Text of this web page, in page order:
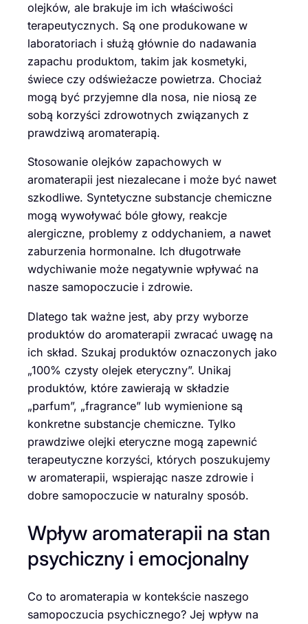
olejków, ale brakuje im ich właściwości
terapeutycznych. Są one produkowane w
laboratoriach i służą głównie do nadawania
zapachu produktom, takim jak kosmetyki,
świece czy odświeżacze powietrza. Chociaż
mogą być przyjemne dla nosa, nie niosą ze
sobą korzyści zdrowotnych związanych z
prawdziwą aromaterapią.
Stosowanie olejków zapachowych w
aromaterapii jest niezalecane i może być nawet
szkodliwe. Syntetyczne substancje chemiczne
mogą wywoływać bóle głowy, reakcje
alergiczne, problemy z oddychaniem, a nawet
zaburzenia hormonalne. Ich długotrwałe
wdychiwanie może negatywnie wpływać na
nasze samopoczucie i zdrowie.
Dlatego tak ważne jest, aby przy wyborze
produktów do aromaterapii zwracać uwagę na
ich skład. Szukaj produktów oznaczonych jako
„100% czysty olejek eteryczny”. Unikaj
produktów, które zawierają w składzie
„parfum”, „fragrance” lub wymienione są
konkretne substancje chemiczne. Tylko
prawdziwe olejki eteryczne mogą zapewnić
terapeutyczne korzyści, których poszukujemy
w aromaterapii, wspierając nasze zdrowie i
dobre samopoczucie w naturalny sposób.
Wpływ aromaterapii na stan
psychiczny i emocjonalny
Co to aromaterapia w kontekście naszego
samopoczucia psychicznego? Jej wpływ na